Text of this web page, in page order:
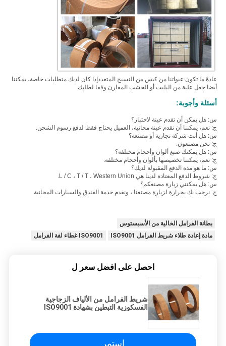
عادةً ما تكون عبواتنا من كيس من النسيج المتعددإذا كان لديك متطلبات خاصة، يمكننا
أيضا جعل علبة من البليت أو الخشب المقارن وفقا لطلبك.
أسئلة وأجوبة:
س: هل يمكن أن تقدم عينة لاختبار؟
ج: نعم، يمكننا أن نقدم عينة مجانية، العميل يحتاج فقط لدفع رسوم الشحن.
س: هل أنت شركة تجارية أو مصنعة؟
ج: نحن مصنعون.
س: هل يمكنك صنع ألوان وأحجام مختلفة؟
ج: نعم، يمكننا تخصيصها بألوان وأحجام مختلفة.
س: ما هو مدة الدفع المقبولة لديك؟
ج: شروط الدفع المعتادة لدينا هي L / C ، T / T ، Western Union.
س: هل يمكنني زيارة مصنعكم؟
ج: نرحب بك بحرارة لزيارة مصنعنا ، ونقدم خدمة الفندق والسيارات المجانية.
بطانة الفرامل الخالية من الأسبستوس
مادة إعادة طلاء شريط الفرامل ISO9001
ISO9001 غطاء لفة الفرامل
احصل على افضل سعر ل
شريط الفرامل من الألياف الزجاجية
الفسكوزية التبطين بشهادة ISO9001
استمر